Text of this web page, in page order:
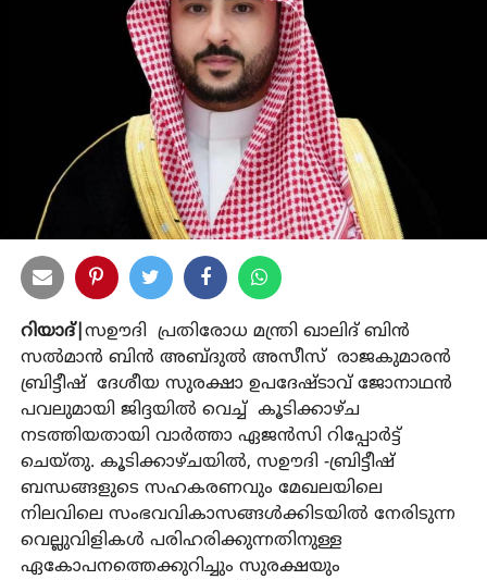
റിയാദ്| സഊദി പ്രതിരോധ മന്ത്രി ഖാലിദ് ബിൻ
സൽമാൻ ബിൻ അബ്ദുൽ അസീസ് രാജകുമാരൻ
ബ്രിട്ടീഷ് ദേശീയ സുരക്ഷാ ഉപദേഷ്ടാവ് ജോനാഥൻ
പവലുമായി ജിദ്ദയിൽ വെച്ച് കൂടിക്കാഴ്ച
നടത്തിയതായി വാർത്താ ഏജൻസി റിപ്പോർട്ട്
ചെയ്‌തു. കൂടിക്കാഴ്ചയിൽ, സഊദി -ബ്രിട്ടീഷ്
ബന്ധങ്ങളുടെ സഹകരണവും മേഖലയിലെ
നിലവിലെ സംഭവവികാസങ്ങൾക്കിടയിൽ നേരിടുന്ന
വെല്ലുവിളികൾ പരിഹരിക്കുന്നതിനുള്ള
ഏകോപനത്തെക്കുറിച്ചും സുരക്ഷയും